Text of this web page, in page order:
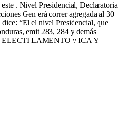
. Nivel Presidencial, Declaratoria
Gen erá correr agregada al 30
“El el nivel Presidencial, que
emit 283, 284 y demás
ELECTI LAMENTO y ICA Y